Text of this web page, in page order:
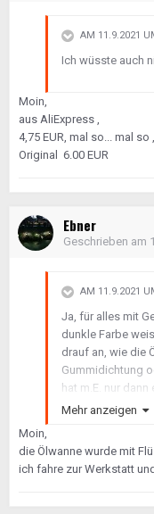
AM 11.9.2021
Ich wüsste auch
Moin,
aus AliExpress ,
4,75 EUR, mal so... mal
Original 6.00 EUR
Ebner
Geschrieben am
AM 11.9.2021
Ja, für alles mit
dunkle Farbe
drauf an, wie die
Gummidichtung
hat m.E. nur
UND zu wenig
die Wanne und
Mehr anzeigen
Moin,
die Ölwanne wurde mit
ich fahre zur Werkstatt